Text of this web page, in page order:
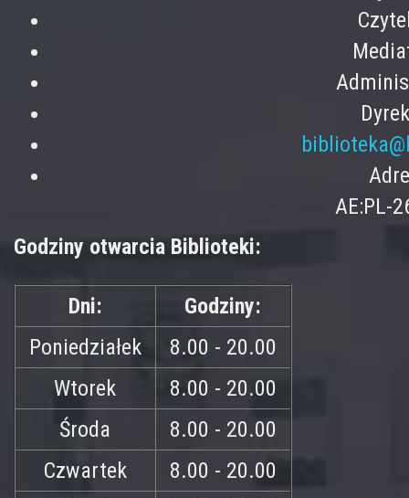
AE:PL-
Godziny otwarcia Biblioteki:
Dni:
Godziny:
Poniedziałek
8.00 - 20.00
Wtorek
8.00 - 20.00
Środa
8.00 - 20.00
Czwartek
8.00 - 20.00